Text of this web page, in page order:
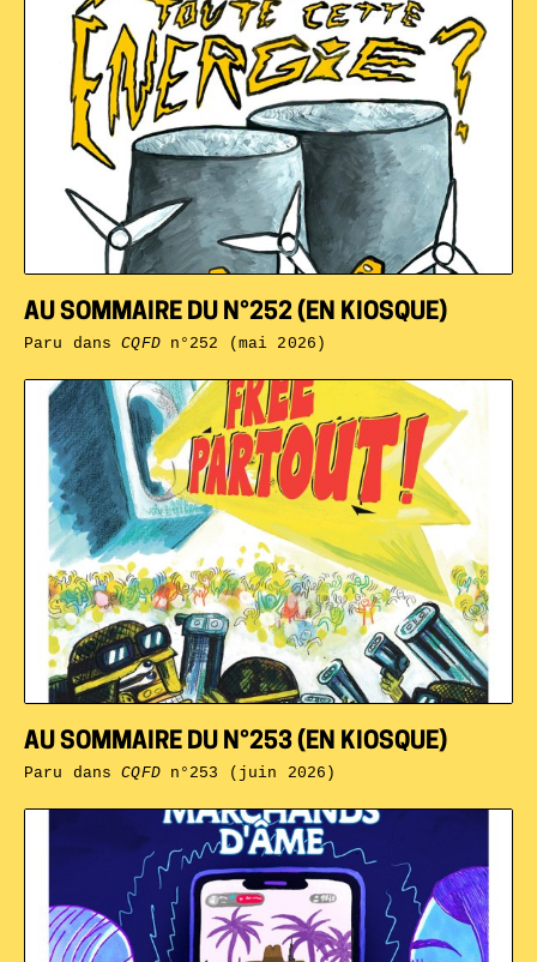
AU SOMMAIRE DU N°253 (EN KIOSQUE)
Paru dansCQFDn°253 (juin 2026)
AU SOMMAIRE DU N°252 (EN KIOSQUE)
Paru dansCQFDn°252 (mai 2026)